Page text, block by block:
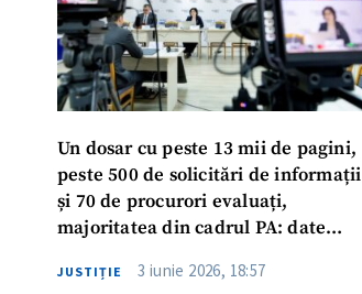
Un dosar cu peste 13 mii de pagini,
peste 500 de solicitări de informații
și 70 de procurori evaluați,
majoritatea din cadrul PA: date
activitatea Comisiei de evaluare a
JUSTIȚIE 3 iunie 2026, 18:57